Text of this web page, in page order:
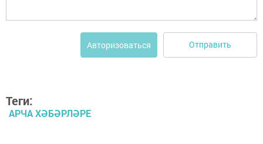
Авторизоваться Отправить
Теги:
АРЧА ХӘБӘРЛӘРЕ